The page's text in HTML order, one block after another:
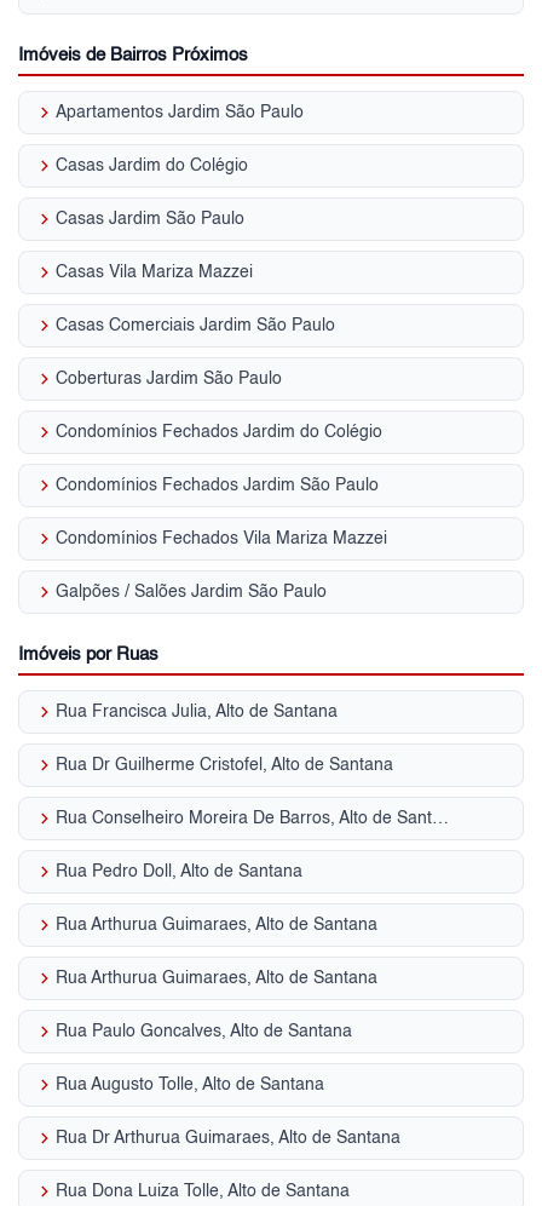
Imóveis de Bairros Próximos
keyboard_arrow_right Apartamentos Jardim São Paulo
keyboard_arrow_right Casas Jardim do Colégio
keyboard_arrow_right Casas Jardim São Paulo
keyboard_arrow_right Casas Vila Mariza Mazzei
keyboard_arrow_right Casas Comerciais Jardim São Paulo
keyboard_arrow_right Coberturas Jardim São Paulo
keyboard_arrow_right Condomínios Fechados Jardim do Colégio
keyboard_arrow_right Condomínios Fechados Jardim São Paulo
keyboard_arrow_right Condomínios Fechados Vila Mariza Mazzei
keyboard_arrow_right Galpões / Salões Jardim São Paulo
Imóveis por Ruas
keyboard_arrow_right Rua Francisca Julia, Alto de Santana
keyboard_arrow_right Rua Dr Guilherme Cristofel, Alto de Santana
keyboard_arrow_right Rua Conselheiro Moreira De Barros, Alto de Santana
keyboard_arrow_right Rua Pedro Doll, Alto de Santana
keyboard_arrow_right Rua Arthurua Guimaraes, Alto de Santana
keyboard_arrow_right Rua Arthurua Guimaraes, Alto de Santana
keyboard_arrow_right Rua Paulo Goncalves, Alto de Santana
keyboard_arrow_right Rua Augusto Tolle, Alto de Santana
keyboard_arrow_right Rua Dr Arthurua Guimaraes, Alto de Santana
keyboard_arrow_right Rua Dona Luiza Tolle, Alto de Santana